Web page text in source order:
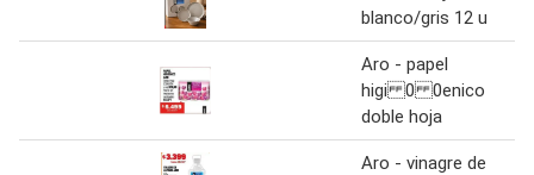
blanco/gris 12 u
Aro - papel
higi 0 0enico
doble hoja
Aro - vinagre de